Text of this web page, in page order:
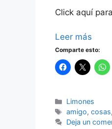
Click aquí
Leer más
Comparte esto:
Categorías
Limones
Etiquetas
amigo,cosas,
Deja un